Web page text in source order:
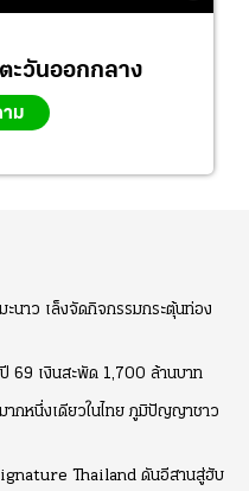
ะวันออกกลาง
ม
นาว เล็งจัดกิจกรรมกระตุ้นท่อง
69 เงินสะพัด 1,700 ล้านบาท
กหนึ่งเดียวในไทย ภูมิปัญญาชาว
Thailand ดันอีสานสู่ฮับ